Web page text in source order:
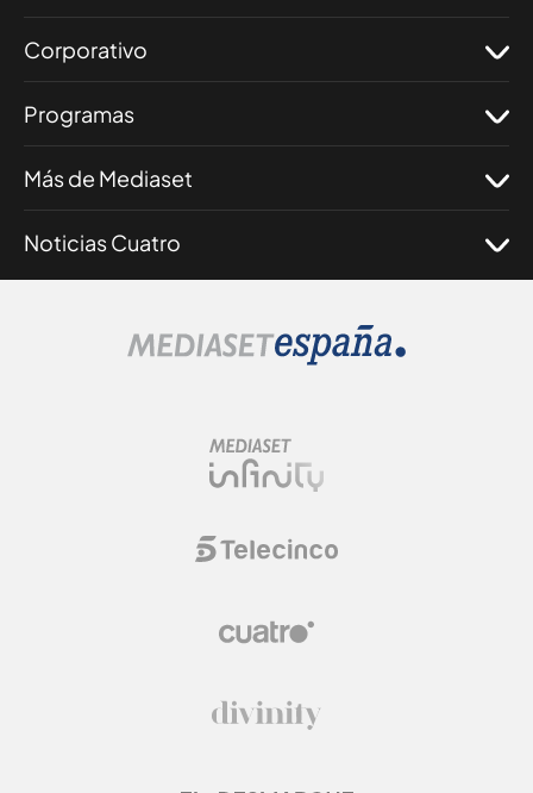
Corporativo
Programas
Más de Mediaset
Noticias Cuatro